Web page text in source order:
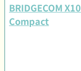
BRIDGECOM X10
Compact